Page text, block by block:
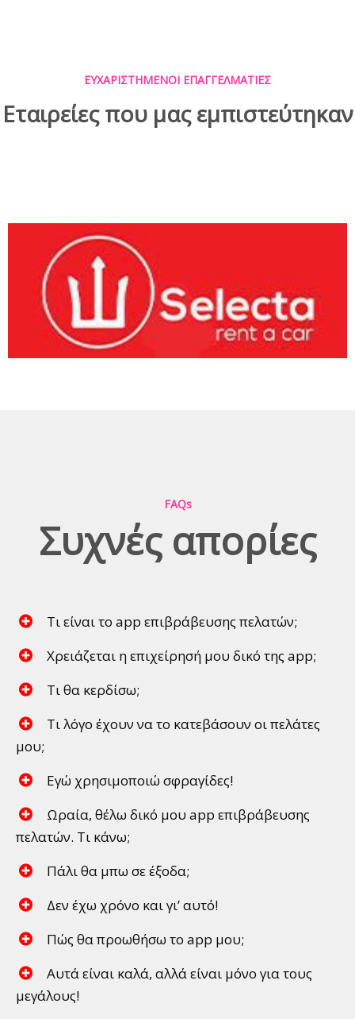
ΕΥΧΑΡΙΣΤΗΜΕΝΟΙ ΕΠΑΓΓΕΛΜΑΤΙΕΣ
Εταιρείες που μας εμπιστεύτηκαν
FAQs
Συχνές απορίες
Τι είναι το app επιβράβευσης πελατών;
Χρειάζεται η επιχείρησή μου δικό της app;
Τι θα κερδίσω;
Τι λόγο έχουν να το κατεβάσουν οι πελάτες
μου;
Εγώ χρησιμοποιώ σφραγίδες!
Ωραία, θέλω δικό μου app επιβράβευσης
πελατών. Τι κάνω;
Πάλι θα μπω σε έξοδα;
Δεν έχω χρόνο και γι’ αυτό!
Πώς θα προωθήσω το app μου;
Αυτά είναι καλά, αλλά είναι μόνο για τους
μεγάλους!